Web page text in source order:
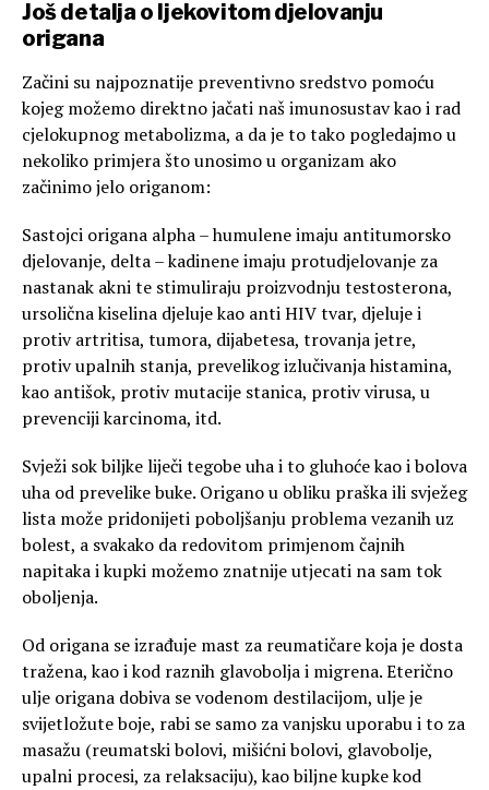
Još detalja o ljekovitom djelovanju
origana
Začini su najpoznatije preventivno sredstvo pomoću
kojeg možemo direktno jačati naš imunosustav kao i rad
cjelokupnog metabolizma, a da je to tako pogledajmo u
nekoliko primjera što unosimo u organizam ako
začinimo jelo origanom:
Sastojci origana alpha – humulene imaju antitumorsko
djelovanje, delta – kadinene imaju protudjelovanje za
nastanak akni te stimuliraju proizvodnju testosterona,
ursolična kiselina djeluje kao anti HIV tvar, djeluje i
protiv artritisa, tumora, dijabetesa, trovanja jetre,
protiv upalnih stanja, prevelikog izlučivanja histamina,
kao antišok, protiv mutacije stanica, protiv virusa, u
prevenciji karcinoma, itd.
Svježi sok biljke liječi tegobe uha i to gluhoće kao i bolova
uha od prevelike buke. Origano u obliku praška ili svježeg
lista može pridonijeti poboljšanju problema vezanih uz
bolest, a svakako da redovitom primjenom čajnih
napitaka i kupki možemo znatnije utjecati na sam tok
oboljenja.
Od origana se izrađuje mast za reumatičare koja je dosta
tražena, kao i kod raznih glavobolja i migrena. Eterično
ulje origana dobiva se vodenom destilacijom, ulje je
svijetložute boje, rabi se samo za vanjsku uporabu i to za
masažu (reumatski bolovi, mišićni bolovi, glavobolje,
upalni procesi, za relaksaciju), kao biljne kupke kod